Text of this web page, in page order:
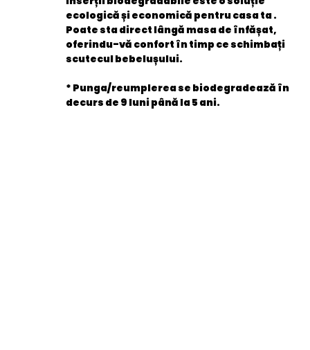
ecologică și economică pentru casa ta.
Poate sta direct lângă masa de înfășat,
oferindu-vă confort în timp ce schimbați
scutecul bebelușului.
* Punga/reumplerea se biodegradează în
decurs de 9 luni până la 5 ani.